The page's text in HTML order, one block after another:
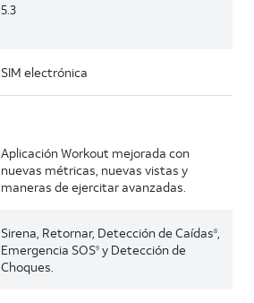
5.3
SIM electrónica
Aplicación Workout mejorada con
nuevas métricas, nuevas vistas y
maneras de ejercitar avanzadas.
Sirena, Retornar, Detección de Caídas8,
Emergencia SOS9 y Detección de
Choques.